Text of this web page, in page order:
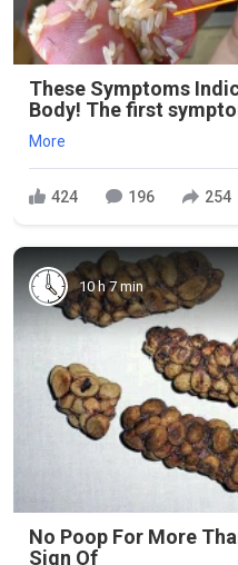
These Symptoms
Body! The first
More
424 196 254
10 h 7 min
No Poop For More
Sign Of